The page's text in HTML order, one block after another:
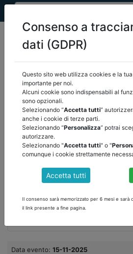
home eventi/torna indietro
EVENTI
Data evento: 15-11-2025
Consenso a
dati (GDPR)
Questo sito web utilizza cookies e la
importante per noi.
Alcuni cookie sono indispensabili al
sono opzionali.
Selezionando “Accetta tutti”
anche i cookie di terze parti.
Selezionando “Personalizza” potrai
autorizzare.
Selezionando "Accetta tutti" o "
comunque i cookie strettamente
Accetta tutti
Il consenso sarà memorizzato per 6 mesi e sarà
il link presente a fine pagina.